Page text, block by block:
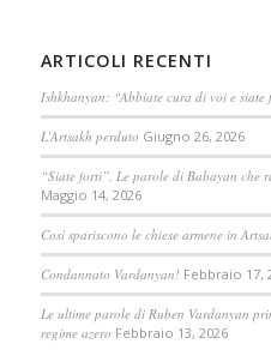
ARTICOLI RECENTI
Ishkhanyan: “Abbiate cura di voi e siate
L’Artsakh perduto Giugno 26, 2026
“Siate forti”. Le parole di Babayan che
Maggio 14, 2026
Così spariscono le chiese armene in
Condannato Vardanyan! Febbraio 17,
Le ultime parole di Ruben Vardanyan
regime azero Febbraio 13, 2026